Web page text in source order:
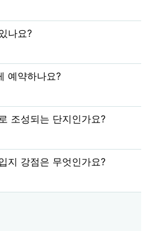
나요?
예약하나요?
조성되는 단지인가요?
지 강점은 무엇인가요?